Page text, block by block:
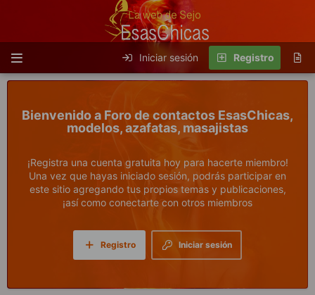
Iniciar sesión Registro
Foro de contactos EsasChicas,
modelos, azafatas, masajistas
¡Registra una cuenta gratuita hoy para hacerte miembro!
Una vez que hayas iniciado sesión, podrás participar en
este sitio agregando tus propios temas y publicaciones,
¡así como conectarte con otros miembros
Iniciar sesión
Registro